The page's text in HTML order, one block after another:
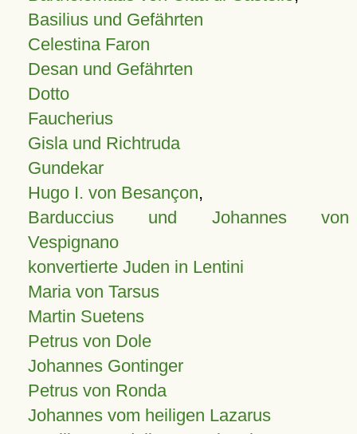
Basilius und Gefährten
Celestina Faron
Desan und Gefährten
Dotto
Faucherius
Gisla und Richtruda
Gundekar
Hugo I. von Besançon,
Barduccius und Johannes von
Vespignano
konvertierte Juden in Lentini
Maria von Tarsus
Martin Suetens
Petrus von Dole
Johannes Gontinger
Petrus von Ronda
Johannes vom heiligen Lazarus